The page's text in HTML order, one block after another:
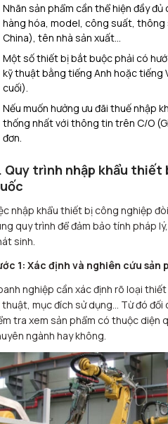
Nhãn sản phẩm cần thể hiện đầy
hàng hóa, model, công suất,
China), tên nhà sản xuất…
Một số thiết bị bắt buộc phải có
kỹ thuật bằng tiếng Anh hoặc tiếng
cuối).
Nếu muốn hưởng ưu đãi thuế nhập
thống nhất với thông tin trên C/O
đơn.
Quy trình nhập khẩu
nhập khẩu thiết bị công nghiệp
quy trình để đảm bảo tính pháp
sinh.
1: Xác định và nghiên cứu sản
nghiệp cần xác định rõ loại
thuật, mục đích sử dụng… Từ đó đối
tra xem sản phẩm có thuộc diện
ngành hay không.